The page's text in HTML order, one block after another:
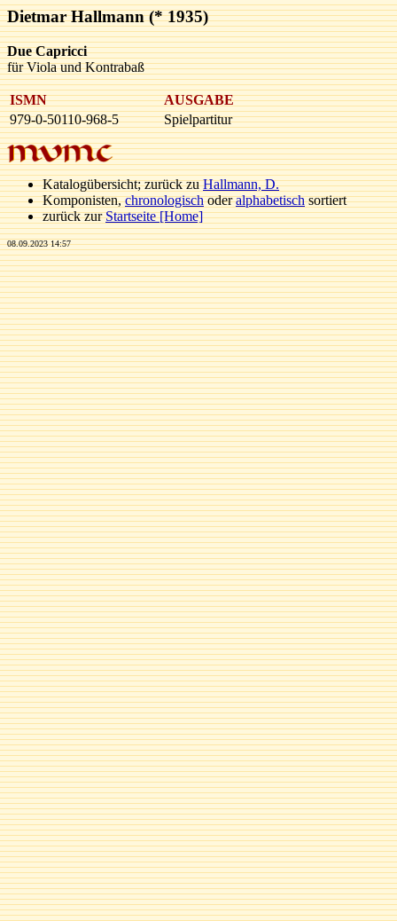
Dietmar Hallmann (* 1935)
Due Capricci
für Viola und Kontrabaß
ISMN
AUSGABE
979-0-50110-968-5
Spielpartitur
Katalogübersicht; zurück zuHallmann, D.
Komponisten,chronologischoderalphabetischsortiert
zurück zurStartseite [Home]
08.09.2023 14:57